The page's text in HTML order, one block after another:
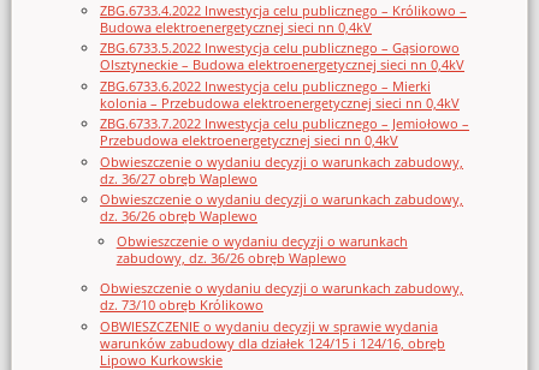
ZBG.6733.4.2022 Inwestycja celu publicznego – Królikowo –
Budowa elektroenergetycznej sieci nn 0,4kV
ZBG.6733.5.2022 Inwestycja celu publicznego – Gąsiorowo
Olsztyneckie – Budowa elektroenergetycznej sieci nn 0,4kV
ZBG.6733.6.2022 Inwestycja celu publicznego – Mierki
kolonia – Przebudowa elektroenergetycznej sieci nn 0,4kV
ZBG.6733.7.2022 Inwestycja celu publicznego – Jemiołowo –
Przebudowa elektroenergetycznej sieci nn 0,4kV
Obwieszczenie o wydaniu decyzji o warunkach zabudowy,
dz. 36/27 obręb Waplewo
Obwieszczenie o wydaniu decyzji o warunkach zabudowy,
dz. 36/26 obręb Waplewo
Obwieszczenie o wydaniu decyzji o warunkach
zabudowy, dz. 36/26 obręb Waplewo
Obwieszczenie o wydaniu decyzji o warunkach zabudowy,
dz. 73/10 obręb Królikowo
OBWIESZCZENIE o wydaniu decyzji w sprawie wydania
warunków zabudowy dla działek 124/15 i 124/16, obręb
Lipowo Kurkowskie